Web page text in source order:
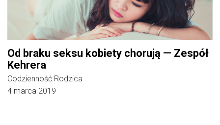
Od braku seksu kobiety chorują — Zespół
Kehrera
Codzienność Rodzica
4 marca 2019